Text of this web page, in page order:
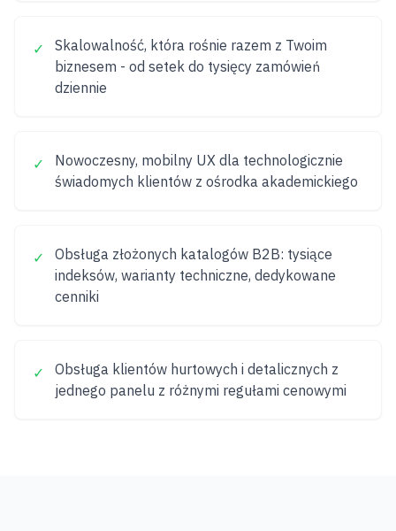
✓
Skalowalność, która rośnie razem z Twoim
biznesem - od setek do tysięcy zamówień
dziennie
✓
Nowoczesny, mobilny UX dla technologicznie
świadomych klientów z ośrodka akademickiego
✓
Obsługa złożonych katalogów B2B: tysiące
indeksów, warianty techniczne, dedykowane
cenniki
✓
Obsługa klientów hurtowych i detalicznych z
jednego panelu z różnymi regułami cenowymi